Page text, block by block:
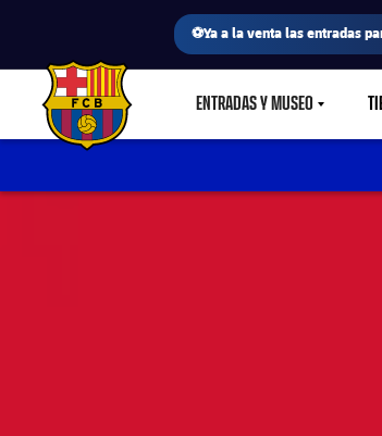
⚽Ya a la venta las entradas
FC Barcelona club badge ENTRADAS Y MUSEO